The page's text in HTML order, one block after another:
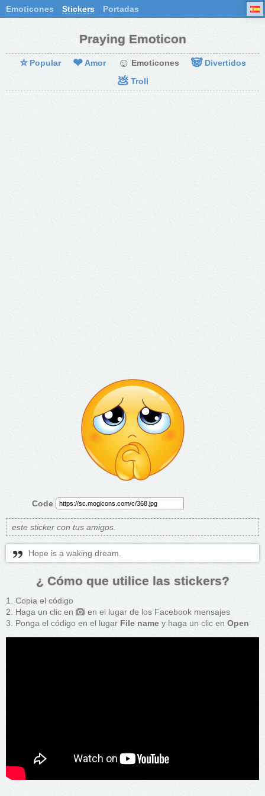
Emoticones Stickers Portadas
Praying Emoticon
⭐ Popular ❤ Amor ☺ Emoticones 🐼 Divertidos
💩 Troll
Code
este sticker con tus amigos.
Hope is a waking dream.
¿ Cómo que utilice las stickers?
Copia el código
Haga un clic en
en el lugar de los Facebook mensajes
Ponga el código en el lugar File name y haga un clic en Open